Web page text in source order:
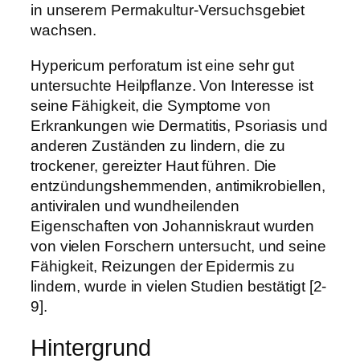
in unserem Permakultur-Versuchsgebiet
wachsen.
Hypericum perforatum ist eine sehr gut
untersuchte Heilpflanze. Von Interesse ist
seine Fähigkeit, die Symptome von
Erkrankungen wie Dermatitis, Psoriasis und
anderen Zuständen zu lindern, die zu
trockener, gereizter Haut führen. Die
entzündungshemmenden, antimikrobiellen,
antiviralen und wundheilenden
Eigenschaften von Johanniskraut wurden
von vielen Forschern untersucht, und seine
Fähigkeit, Reizungen der Epidermis zu
lindern, wurde in vielen Studien bestätigt [2-
9].
Hintergrund